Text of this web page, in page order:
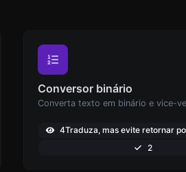
Conversor binário
4Traduza, mas evite retornar
2